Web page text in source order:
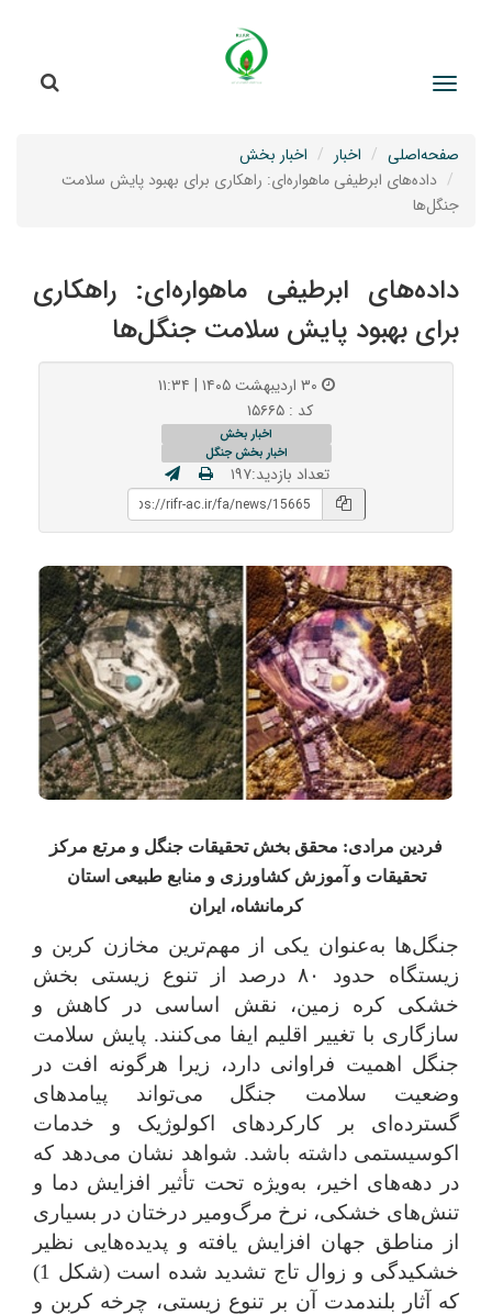
صفحه‌اصلی اخبار
اخبار بخش
داده‌های ابرطیفی ماهواره‌ای: راهکاری برای بهبود پایش سلامت
جنگل‌ها
داده‌های ابرطیفی ماهواره‌ای: راهکاری
برای بهبود پایش سلامت جنگل‌ها
کد : ۱۵۶۶۵
اخبار بخش
اخبار بخش جنگل
تعداد بازدید:۱۹۷
فردین مرادی: محقق بخش تحقیقات جنگل و مرتع مرکز
تحقیقات و آموزش کشاورزی و منابع طبیعی استان
کرمانشاه، ایران
جنگل‌ها به‌عنوان یکی از مهم‌ترین مخازن کربن و
زیستگاه حدود
۸۰ درصد از تنوع زیستی بخش
خشکی کره زمین، نقش اساسی در کاهش و
سازگاری با تغییر اقلیم ایفا می‌کنند. پایش سلامت
جنگل اهمیت فراوانی دارد، زیرا هرگونه افت در
وضعیت سلامت جنگل
می‌تواند پیامدهای
گسترده‌ای بر کارکردهای اکولوژیک و خدمات
اکوسیستمی داشته باشد. شواهد نشان می‌دهد که
در دهه‌های اخیر، به‌ویژه تحت تأثیر افزایش دما و
تنش‌های خشکی، نرخ مرگ‌ومیر درختان در بسیاری
از مناطق جهان افزایش یافته و پدیده‌هایی نظیر
خشکیدگی و زوال تاج‌ تشدید شده است (شکل 1)
که آثار بلندمدت آن بر تنوع زیستی، چرخه کربن و